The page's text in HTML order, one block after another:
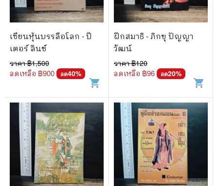
เซียนหุ้นบรรลือโลก - ปี
เตอร์ ลินช์
ราคา ฿1,500
ลดเหลือ ฿900 ลด40%
shopping_cart
ฝึกสมาธิ - ภิกขุ ปัญญา
วัฒน์
ราคา ฿120
ลดเหลือ ฿96 ลด20%
shopping_cart